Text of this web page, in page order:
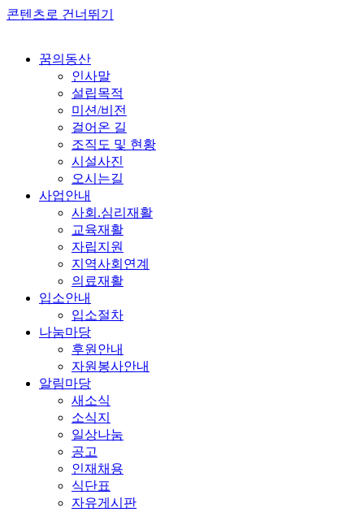
콘텐츠로 건너뛰기
꿈의동산
인사말
설립목적
미션/비전
걸어온 길
조직도 및 현황
시설사진
오시는길
사업안내
사회.심리재활
교육재활
자립지원
지역사회연계
의료재활
입소안내
입소절차
나눔마당
후원안내
자원봉사안내
알림마당
새소식
소식지
일상나눔
공고
인재채용
식단표
자유게시판